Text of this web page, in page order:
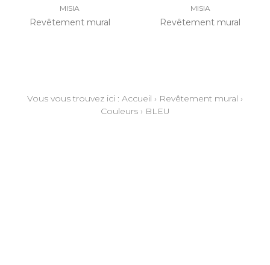
MISIA
Revêtement mural
MISIA
Revêtement mural
Vous vous trouvez ici : Accueil › Revêtement mural ›
Couleurs› BLEU